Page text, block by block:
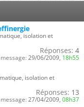
isolation et
Réponses: 4
29/06/2009, 18h55
isolation et
Réponses: 13
27/04/2009, 08h37